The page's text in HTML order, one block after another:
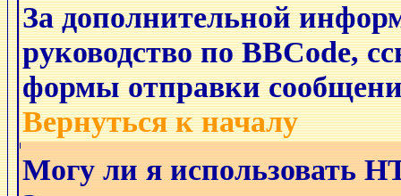
За дополнительной
руководство по BBCode,
формы отправки
Вернуться к началу
Могу ли я использовать